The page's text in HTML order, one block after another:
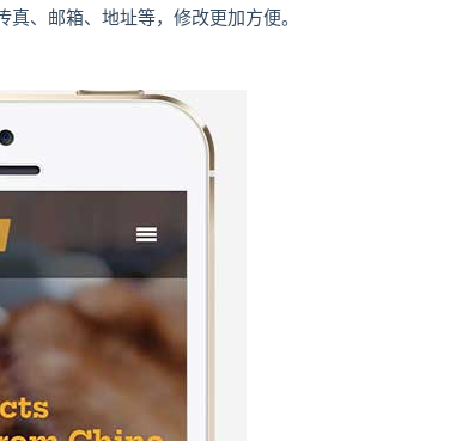
、邮箱、地址等，修改更加方便。